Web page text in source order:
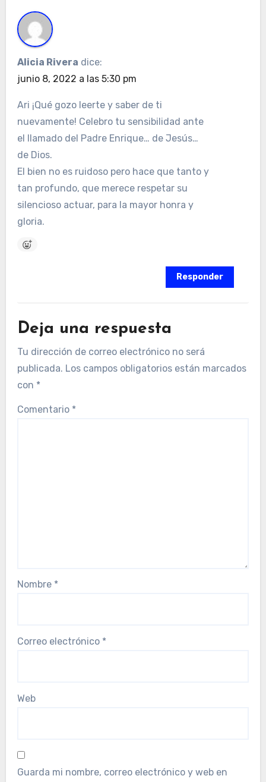
Alicia Rivera dice:
junio 8, 2022 a las 5:30 pm
Ari ¡Qué gozo leerte y saber de ti
nuevamente! Celebro tu sensibilidad ante
el llamado del Padre Enrique… de Jesús…
de Dios.
El bien no es ruidoso pero hace que tanto y
tan profundo, que merece respetar su
silencioso actuar, para la mayor honra y
gloria.
Responder
Deja una respuesta
Tu dirección de correo electrónico no será
publicada. Los campos obligatorios están marcados
con *
Comentario *
Nombre *
Correo electrónico *
Web
Guarda mi nombre, correo electrónico y web en